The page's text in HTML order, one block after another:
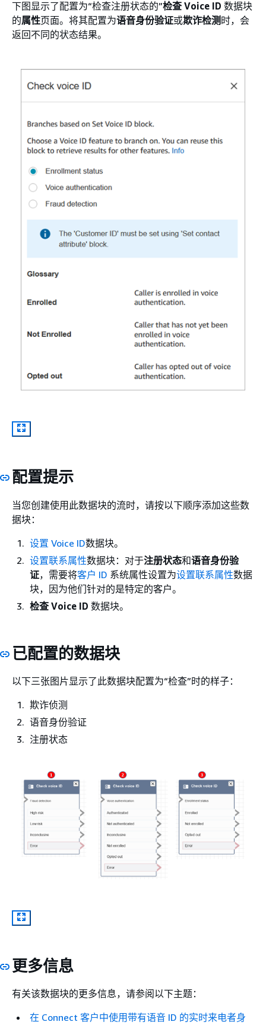
下图显示了配置为“检查注册状态的”检查 Voice ID 数据块
的属性页面。将其配置为语音身份验证或欺诈检测时，会
返回不同的状态结果。
配置提示
当您创建使用此数据块的流时，请按以下顺序添加这些数
据块：
设置 Voice ID数据块。
设置联系属性数据块：对于注册状态和语音身份验
证，需要将客户 ID 系统属性设置为设置联系属性数据
块，因为他们针对的是特定的客户。
检查 Voice ID 数据块。
已配置的数据块
以下三张图片显示了此数据块配置为“检查”时的样子：
欺诈侦测
语音身份验证
注册状态
更多信息
有关该数据块的更多信息，请参阅以下主题：
在 Connect 客户中使用带有语音 ID 的实时来电者身